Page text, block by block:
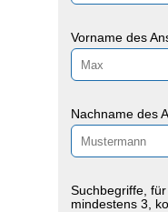
Vorname des
Nachname des
Suchbegriffe,
mindestens 3,